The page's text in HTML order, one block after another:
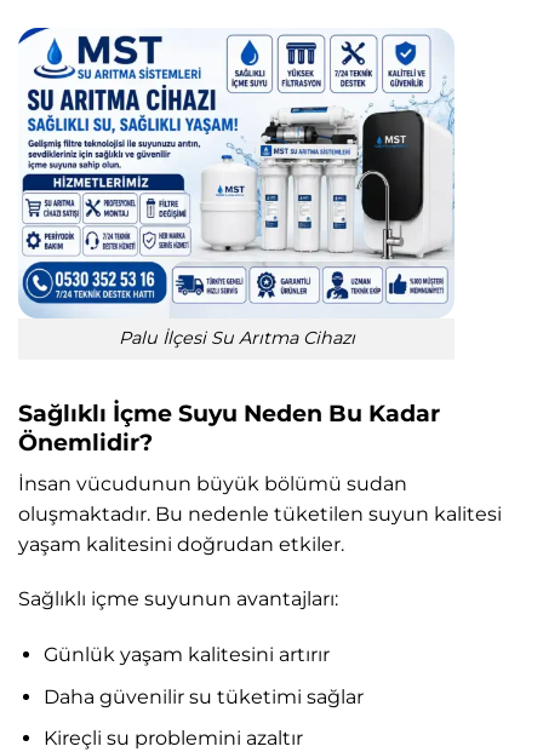
Palu İlçesi Su Arıtma Cihazı
Sağlıklı İçme Suyu Neden Bu Kadar
Önemlidir?
İnsan vücudunun büyük bölümü sudan
oluşmaktadır. Bu nedenle tüketilen suyun kalitesi
yaşam kalitesini doğrudan etkiler.
Sağlıklı içme suyunun avantajları:
Günlük yaşam kalitesini artırır
Daha güvenilir su tüketimi sağlar
Kireçli su problemini azaltır